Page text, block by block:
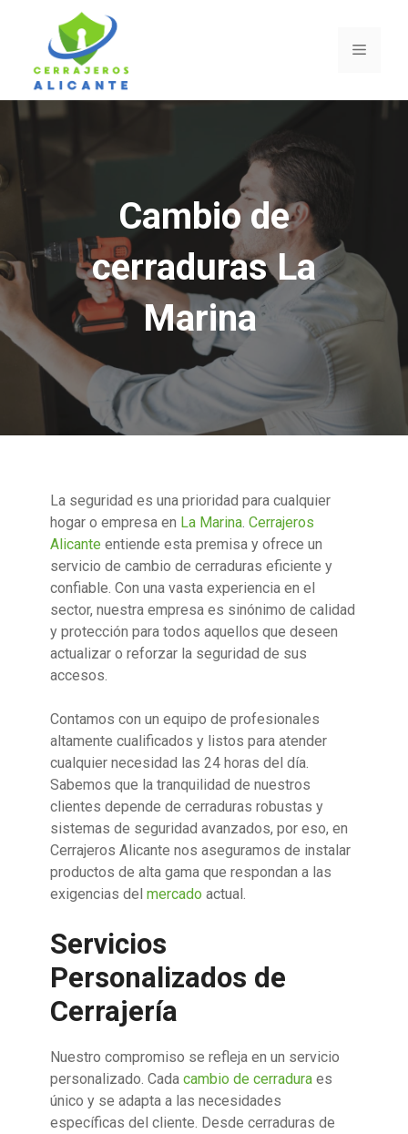
contenido
Menú
Cambio de
cerraduras La
Marina
La seguridad es una prioridad para cualquier
hogar o empresa en La Marina Cerrajeros
Alicante entiende esta premisa y ofrece un
servicio de cambio de cerraduras eficiente y
confiable. Con una vasta experiencia en el
sector, nuestra empresa es sinónimo de calidad
y protección para todos aquellos que deseen
actualizar o reforzar la seguridad de sus
accesos.
Contamos con un equipo de profesionales
altamente cualificados y listos para atender
cualquier necesidad las 24 horas del día.
Sabemos que la tranquilidad de nuestros
clientes depende de cerraduras robustas y
sistemas de seguridad avanzados, por eso, en
Cerrajeros Alicante nos aseguramos de instalar
productos de alta gama que respondan a las
exigencias del mercado actual.
Servicios
Personalizados de
Cerrajería
Nuestro compromiso se refleja en un servicio
personalizado. Cada cambio de cerradura es
único y se adapta a las necesidades
específicas del cliente. Desde cerraduras de